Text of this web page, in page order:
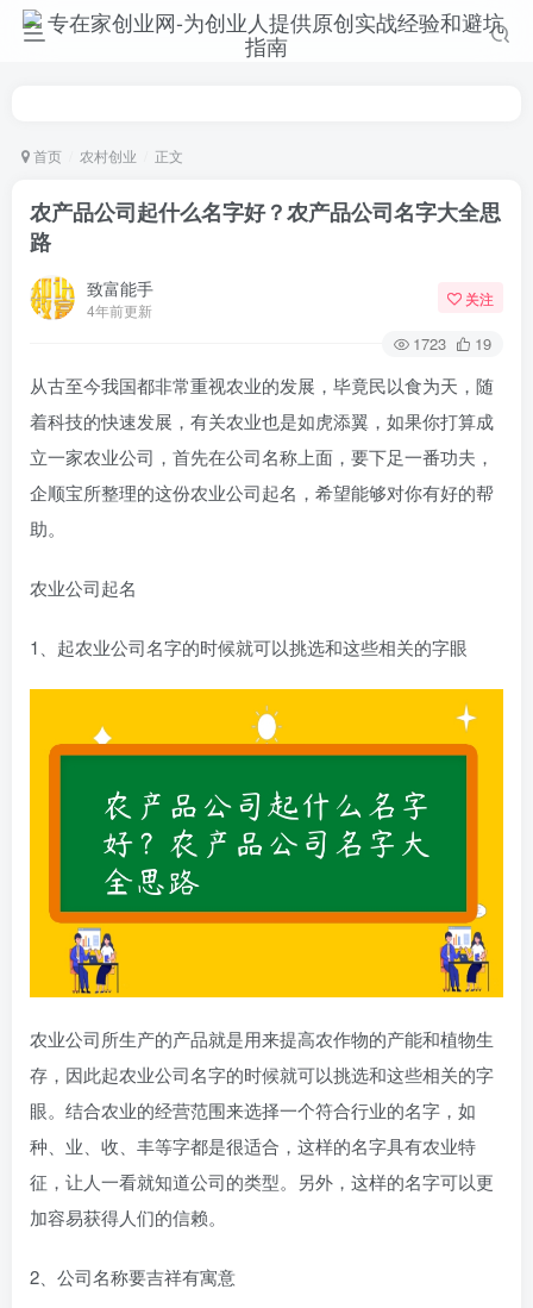
首页 农村创业 正文
农产品公司起什么名字好？农产品公司名字大全思
路
致富能手
4年前更新
关注
1723 19
从古至今我国都非常重视农业的发展，毕竟民以食为天，随
着科技的快速发展，有关农业也是如虎添翼，如果你打算成
立一家农业公司，首先在公司名称上面，要下足一番功夫，
企顺宝所整理的这份农业公司起名，希望能够对你有好的帮
助。
农业公司起名
1、起农业公司名字的时候就可以挑选和这些相关的字眼
农业公司所生产的产品就是用来提高农作物的产能和植物生
存，因此起农业公司名字的时候就可以挑选和这些相关的字
眼。结合农业的经营范围来选择一个符合行业的名字，如
种、业、收、丰等字都是很适合，这样的名字具有农业特
征，让人一看就知道公司的类型。另外，这样的名字可以更
加容易获得人们的信赖。
2、公司名称要吉祥有寓意